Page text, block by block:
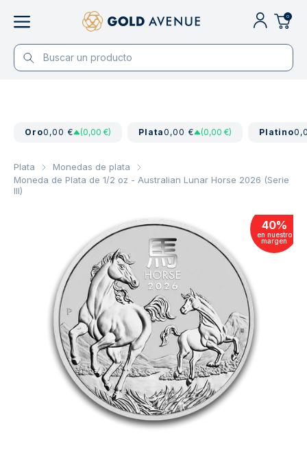
0
Oro0,00 € (0,00 €) Plata0,00 € (0,00 €) Platino
Plata
Monedas de plata
Moneda de Plata de 1/2 oz - Australian Lunar Horse 2026 (Serie
III)
40%
en nuestro
margen